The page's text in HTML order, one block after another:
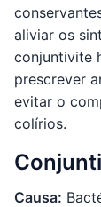
aliviar os
conjuntivite
prescrever
evitar o
colírios.
Causa: